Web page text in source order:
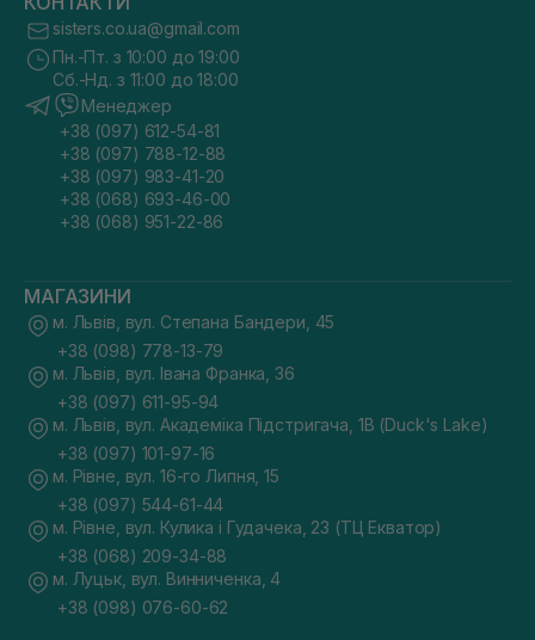
sisters.co.ua@gmail.com
Пн.-Пт. з 10:00 до 19:00
Сб.-Нд. з 11:00 до 18:00
Менеджер
+38 (097) 612-54-81
+38 (097) 788-12-88
+38 (097) 983-41-20
+38 (068) 693-46-00
+38 (068) 951-22-86
МАГАЗИНИ
м. Львів, вул. Степана Бандери, 45
+38 (098) 778-13-79
м. Львів, вул. Івана Франка, 36
+38 (097) 611-95-94
м. Львів, вул. Академіка Підстригача, 1В (Duck's Lake)
+38 (097) 101-97-16
м. Рівне, вул. 16-го Липня, 15
+38 (097) 544-61-44
м. Рівне, вул. Кулика і Гудачека, 23 (ТЦ Екватор)
+38 (068) 209-34-88
м. Луцьк, вул. Винниченка, 4
+38 (098) 076-60-62